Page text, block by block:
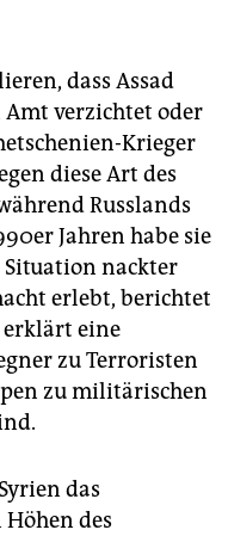
dass Assad
verzichtet oder
Krieger
diese Art des
Russlands
Jahren habe sie
nackter
erlebt, berichtet
eine
zu Terroristen
zu militärischen
das
des